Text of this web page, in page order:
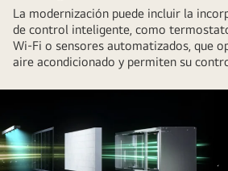
La modernización puede incluir la
de control inteligente, como
Wi-Fi o sensores automatizados, que
aire acondicionado y permiten su